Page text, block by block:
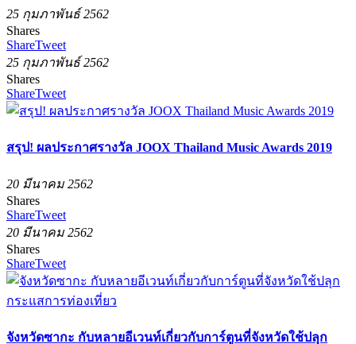
25 กุมภาพันธ์ 2562
Shares
ShareTweet
25 กุมภาพันธ์ 2562
Shares
ShareTweet
สรุป! ผลประกาศรางวัล JOOX Thailand Music Awards 2019
20 มีนาคม 2562
Shares
ShareTweet
20 มีนาคม 2562
Shares
ShareTweet
จังหวัดซากะ กับหลายอีเวนท์เกี่ยวกับการ์ตูนที่จังหวัดใช้ปลุก